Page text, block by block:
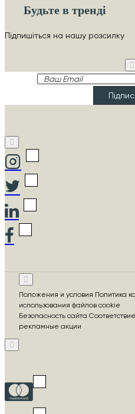
Будьте в тренді
Підпишіться на нашу розсилку
Ваш
Положения и условия Политика
использования файлов cookie
Безопасность сайта
рекламные акции